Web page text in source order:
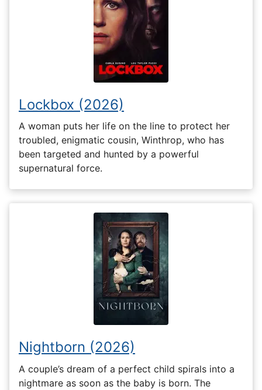
Lockbox (2026)
A woman puts her life on the line to protect her
troubled, enigmatic cousin, Winthrop, who has
been targeted and hunted by a powerful
supernatural force.
Nightborn (2026)
A couple’s dream of a perfect child spirals into a
nightmare as soon as the baby is born. The